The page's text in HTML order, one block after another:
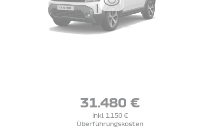
31.480 €
inkl. 1.150 €
Überführungskosten